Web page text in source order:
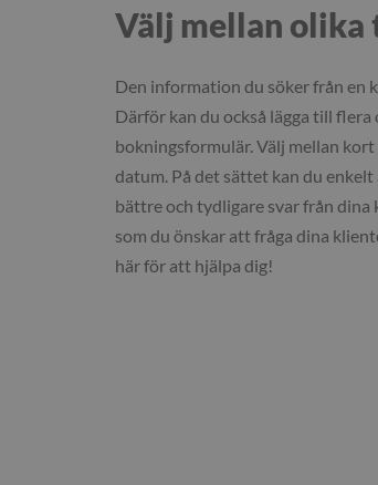
Välj mellan olika
Den information du söker från en
Därför kan du också lägga till
bokningsformulär. Välj mellan
datum. På det sättet kan du
bättre och tydligare svar från dina
som du önskar att fråga dina
här för att hjälpa dig!